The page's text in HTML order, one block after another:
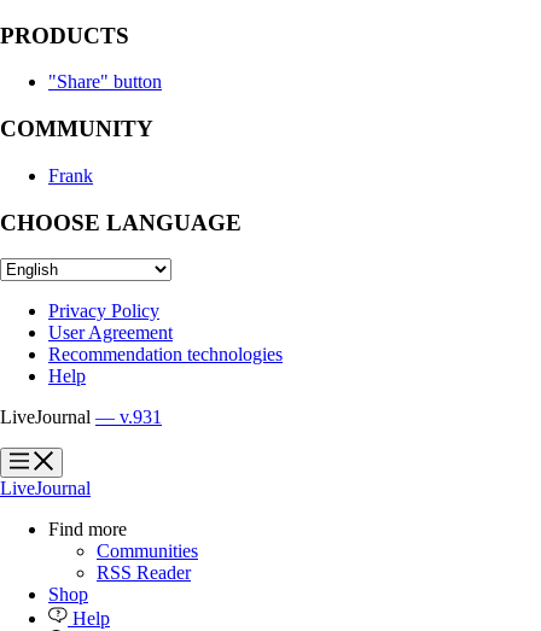
PRODUCTS
"Share" button
COMMUNITY
Frank
CHOOSE LANGUAGE
Privacy Policy
User Agreement
Recommendation technologies
Help
LiveJournal — v.931
?
?
LiveJournal
Find more
Communities
RSS Reader
Shop
Help